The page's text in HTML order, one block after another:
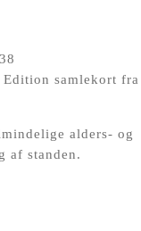
samlekort fra
alders- og
af standen.